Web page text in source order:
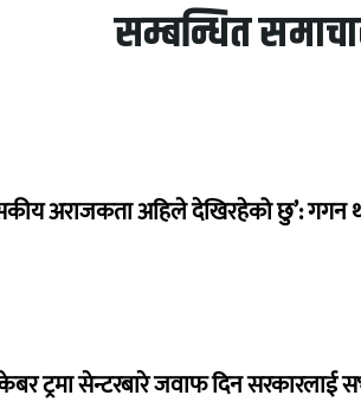
सम्बन्धित
अराजकता अहिले देखिरहेको छु’: गगन
ट्रमा सेन्टरबारे जवाफ दिन सरकारलाई